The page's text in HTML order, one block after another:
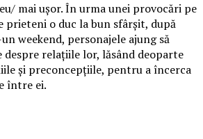
mai ușor. În urma unei provocări pe
prieteni o duc la bun sfârșit, după
weekend, personajele ajung să
despre relațiile lor, lăsând deoparte
și preconcepțiile, pentru a încerca
între ei.